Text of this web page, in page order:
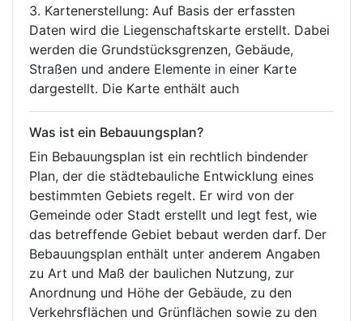
3. Kartenerstellung: Auf Basis der erfassten
Daten wird die Liegenschaftskarte erstellt. Dabei
werden die Grundstücksgrenzen, Gebäude,
Straßen und andere Elemente in einer Karte
dargestellt. Die Karte enthält auch
Was ist ein Bebauungsplan?
Ein Bebauungsplan ist ein rechtlich bindender
Plan, der die städtebauliche Entwicklung eines
bestimmten Gebiets regelt. Er wird von der
Gemeinde oder Stadt erstellt und legt fest, wie
das betreffende Gebiet bebaut werden darf. Der
Bebauungsplan enthält unter anderem Angaben
zu Art und Maß der baulichen Nutzung, zur
Anordnung und Höhe der Gebäude, zu den
Verkehrsflächen und Grünflächen sowie zu den